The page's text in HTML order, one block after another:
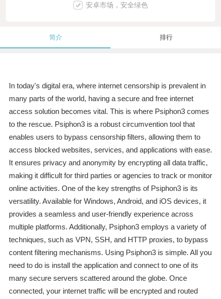
安卓市场，安全绿色
简介 排行
In today's digital era, where internet censorship is prevalent in
many parts of the world, having a secure and free internet
access solution becomes vital. This is where Psiphon3 comes
to the rescue. Psiphon3 is a robust circumvention tool that
enables users to bypass censorship filters, allowing them to
access blocked websites, services, and applications with ease.
It ensures privacy and anonymity by encrypting all data traffic,
making it difficult for third parties or agencies to track or monitor
online activities. One of the key strengths of Psiphon3 is its
versatility. Available for Windows, Android, and iOS devices, it
provides a seamless and user-friendly experience across
multiple platforms. Additionally, Psiphon3 employs a variety of
techniques, such as VPN, SSH, and HTTP proxies, to bypass
content filtering mechanisms. Using Psiphon3 is simple. All you
need to do is install the application and connect to one of its
many secure servers scattered around the globe. Once
connected, your internet traffic will be encrypted and routed